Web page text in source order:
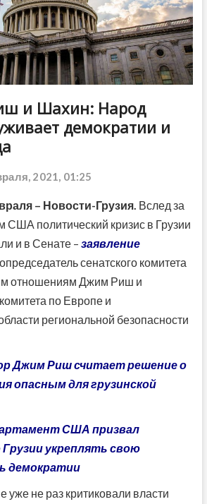
и Шахин: Народ
демократии и
2021, 01:25
– Новости-Грузия. Вслед за
США политический кризис в Грузии
и в Сенате – заявление
сенатского комитета
отношениям Джим Риш и
по Европе и
региональной безопасности
Джим Риш считает решение о
опасным для грузинской
США призвал
укреплять свою
демократии
уже не раз критиковали власти